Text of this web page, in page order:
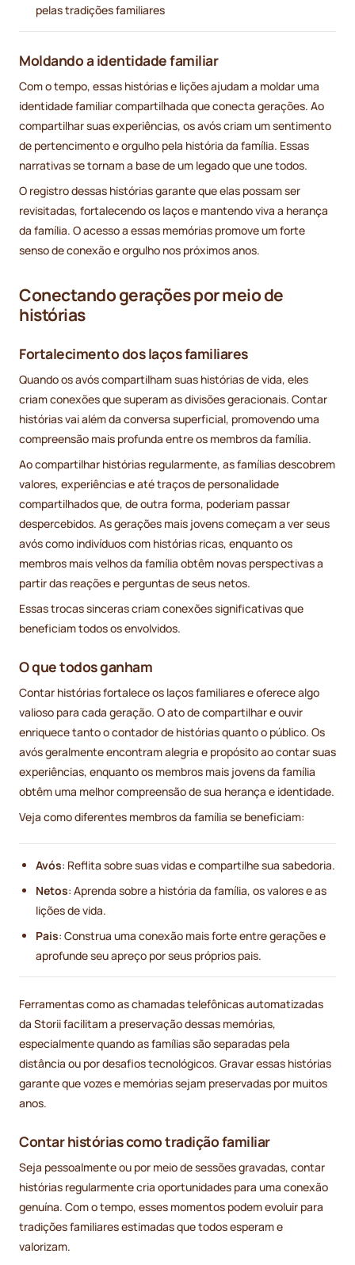
pelas tradições familiares
Moldando a identidade familiar
Com o tempo, essas histórias e lições ajudam a moldar uma
identidade familiar compartilhada que conecta gerações. Ao
compartilhar suas experiências, os avós criam um sentimento
de pertencimento e orgulho pela história da família. Essas
narrativas se tornam a base de um legado que une todos.
O registro dessas histórias garante que elas possam ser
revisitadas, fortalecendo os laços e mantendo viva a herança
da família. O acesso a essas memórias promove um forte
senso de conexão e orgulho nos próximos anos.
Conectando gerações por meio de
histórias
Fortalecimento dos laços familiares
Quando os avós compartilham suas histórias de vida, eles
criam conexões que superam as divisões geracionais. Contar
histórias vai além da conversa superficial, promovendo uma
compreensão mais profunda entre os membros da família.
Ao compartilhar histórias regularmente, as famílias descobrem
valores, experiências e até traços de personalidade
compartilhados que, de outra forma, poderiam passar
despercebidos. As gerações mais jovens começam a ver seus
avós como indivíduos com histórias ricas, enquanto os
membros mais velhos da família obtêm novas perspectivas a
partir das reações e perguntas de seus netos.
Essas trocas sinceras criam conexões significativas que
beneficiam todos os envolvidos.
O que todos ganham
Contar histórias fortalece os laços familiares e oferece algo
valioso para cada geração. O ato de compartilhar e ouvir
enriquece tanto o contador de histórias quanto o público. Os
avós geralmente encontram alegria e propósito ao contar suas
experiências, enquanto os membros mais jovens da família
obtêm uma melhor compreensão de sua herança e identidade.
Veja como diferentes membros da família se beneficiam:
Avós: Reflita sobre suas vidas e compartilhe sua sabedoria.
Netos: Aprenda sobre a história da família, os valores e as
lições de vida.
Pais: Construa uma conexão mais forte entre gerações e
aprofunde seu apreço por seus próprios pais.
Ferramentas como as chamadas telefônicas automatizadas
da Storii facilitam a preservação dessas memórias,
especialmente quando as famílias são separadas pela
distância ou por desafios tecnológicos. Gravar essas histórias
garante que vozes e memórias sejam preservadas por muitos
anos.
Contar histórias como tradição familiar
Seja pessoalmente ou por meio de sessões gravadas, contar
histórias regularmente cria oportunidades para uma conexão
genuína. Com o tempo, esses momentos podem evoluir para
tradições familiares estimadas que todos esperam e
valorizam.